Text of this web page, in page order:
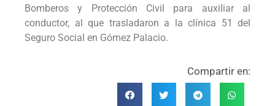
Bomberos y Protección Civil para auxiliar al
conductor, al que trasladaron a la clínica 51 del
Seguro Social en Gómez Palacio.
Compartir en: